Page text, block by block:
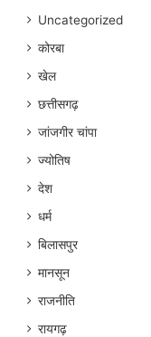
Uncategorized
कोरबा
खेल
छत्तीसगढ़
जांजगीर चांपा
ज्योतिष
देश
धर्म
बिलासपुर
मानसून
राजनीति
रायगढ़